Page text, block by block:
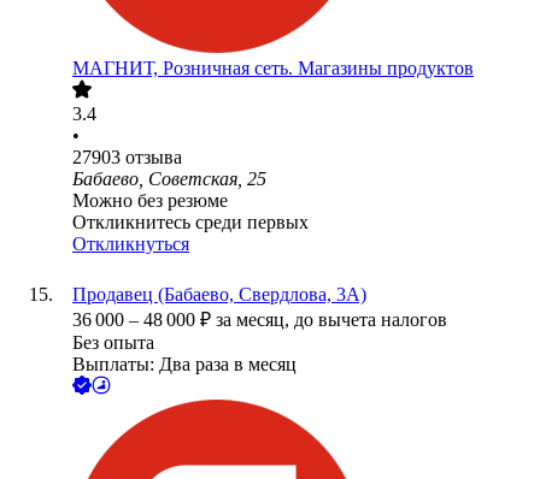
МАГНИТ, Розничная сеть. Магазины продуктов
3.4
•
27903 отзыва
Бабаево, Советская, 25
Можно без резюме
Откликнитесь среди первых
Откликнуться
Продавец (Бабаево, Свердлова, 3А)
36 000 – 48 000 ₽ за месяц, до вычета налогов
Без опыта
Выплаты: Два раза в месяц